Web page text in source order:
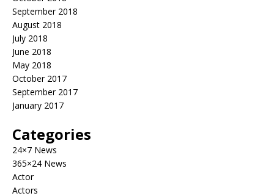
September 2018
August 2018
July 2018
June 2018
May 2018
October 2017
September 2017
January 2017
Categories
24×7 News
365×24 News
Actor
Actors